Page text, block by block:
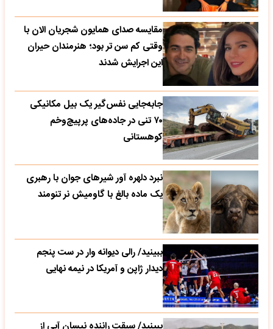
مقایسه صدای همایون شجریان الان با
وقتی کم سن تر بود؛ هنرمندان حیران
این اجرایش شدند
جابه‌جایی نفس‌گیر یک بیل مکانیکی
۷۰ تنی در جاده‌های پرپیچ‌وخم
کوهستانی
نبرد دلهره آور شیرهای جوان با رهبری
یک ماده بالغ با گاومیش نر تنومند
ببینید/ رالی دیوانه وار در ست پنجم
دیدار ژاپن و آمریکا در نیمه نهایی